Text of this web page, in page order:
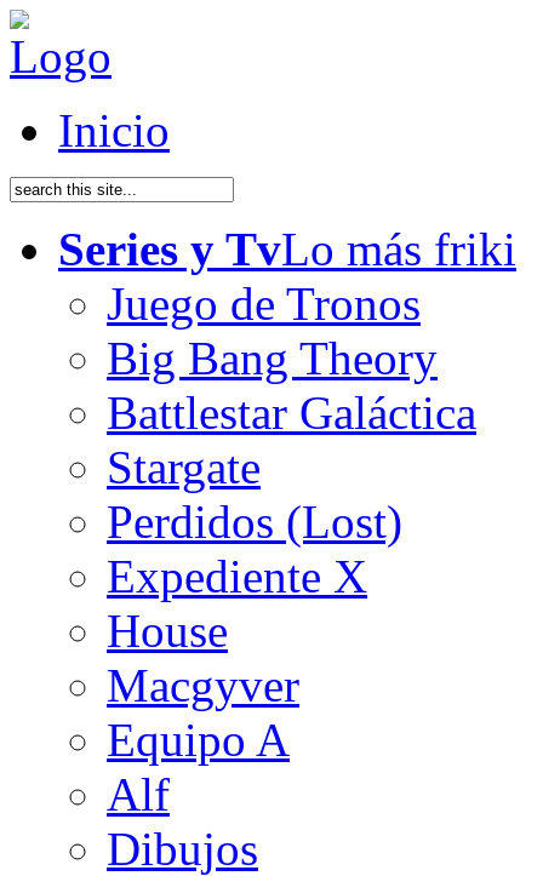
Inicio
Series y TvLo más friki
Juego de Tronos
Big Bang Theory
Battlestar Galáctica
Stargate
Perdidos (Lost)
Expediente X
House
Macgyver
Equipo A
Alf
Dibujos